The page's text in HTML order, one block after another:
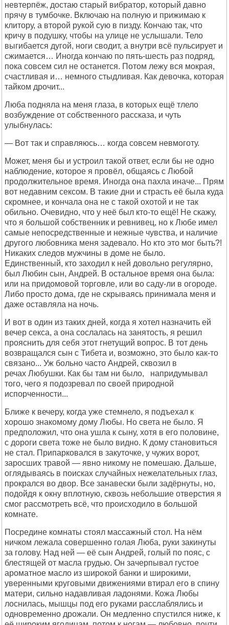
невтерпёж, достаю старый вибратор, который давно
прячу в тумбочке. Включаю на полную и прижимаю к
клитору, а второй рукой сую в пизду. Кончаю так, что
кричу в подушку, чтобы на улице не услышали. Тело
выгибается дугой, ноги сводит, а внутри всё пульсирует и
сжимается… Иногда кончаю по пять-шесть раз подряд,
пока совсем сил не останется. Потом лежу вся мокрая,
счастливая и… немного стыдливая. Как девочка, которая
тайком дрочит...
Люба подняла на меня глаза, в которых ещё тлело
возбуждение от собственного рассказа, и чуть
улыбнулась:
— Вот так и справляюсь… когда совсем невмоготу.
Может, меня бы и устроил такой ответ, если бы не одно
наблюдение, которое я провёл, общаясь с Любой
продолжительное время. Иногда она пахла иначе... Прям
вот недавним сексом. В такие дни и страсть её была куда
скромнее, и кончала она не с такой охотой и не так
обильно. Очевидно, что у неё был кто-то ещё! Не скажу,
что я большой собственник и ревнивец, но к Любе имел
самые непосредственные и нежные чувства, и наличие
другого любовника меня задевало. Но кто это мог быть?!
Никаких следов мужчины в доме не было.
Единственный, кто заходил к ней довольно регулярно,
был Любин сын, Андрей. В остальное время она была:
или на придомовой торговле, или во саду-ли в огороде.
Либо просто дома, где не скрываясь принимала меня и
даже оставляла на ночь.
И вот в один из таких дней, когда я хотел назначить ей
вечер секса, а она сослалась на занятость, я решил
прояснить для себя этот гнетущий вопрос. В тот день
возвращался сын с Тибета и, возможно, это было как-то
связано... Уж больно часто Андрей, сквозил в
речах Любушки. Как бы там ни было, напридумывал
того, чего я подозревал по своей природной
испорченности...
Ближе к вечеру, когда уже стемнело, я подъехал к
хорошо знакомому дому Любы. Но света не было. Я
предположил, что она ушла к сыну, хотя в его половине,
с дороги света тоже не было видно. К дому становиться
не стал. Припарковался в закуточке, у чужих ворот,
заросших травой — явно никому не помешаю. Дальше,
оглядываясь в поисках случайных нежелательных глаз,
прокрался во двор. Все занавески были задёрнуты, но,
подойдя к окну вплотную, сквозь небольшие отверстия я
смог рассмотреть всё, что происходило в большой
комнате.
Посредине комнаты стоял массажный стол. На нём
ничком лежала совершенно голая Люба, руки закинуты
за голову. Над ней — её сын Андрей, голый по пояс, с
блестящей от масла грудью. Он зачерпывал густое
ароматное масло из широкой банки и широкими,
уверенными круговыми движениями втирал его в спину
матери, сильно надавливая ладонями. Кожа Любы
лоснилась, мышцы под его руками расслаблялись и
одновременно дрожали. Он медленно спустился ниже, к